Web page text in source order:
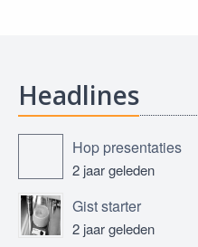
Headlines
Hop presentaties
2 jaar geleden
Gist starter
2 jaar geleden